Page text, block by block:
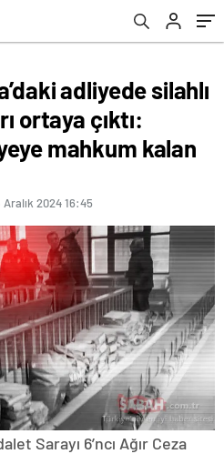
oğlunun…
adliyede silahlı
ortaya çıktı:
mahkum kalan
Aralık 2024 16:45
Sarayı 6’ncı Ağır Ceza